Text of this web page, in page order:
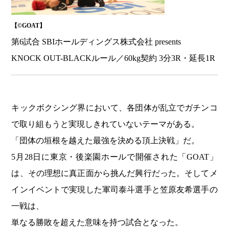
【©️GOAT】
第6試合 SBIホールディングス株式会社 presents
KNOCK OUT-BLACKルール／60kg契約 3分3R・延長1R
キックボクシング界において、各団体が乱立でガチンコ
で取り組もうと実現しきれていないテーマがある。
「団体の垣根を越えた最強を決める頂上決戦」だ。
5月28日に東京・後楽園ホールで開催された「GOAT」
は、その理想に真正面から挑んだ興行だった。そしてメ
インイベントで実現した軍司泰斗選手と笠原友希選手の
一戦は、
単なる勝敗を超えた意味を持つ試合となった。